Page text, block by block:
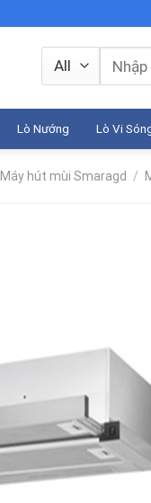
Tìm
kiếm:
Lò Nướng Lò Vi
Máy hút mùi Smaragd /